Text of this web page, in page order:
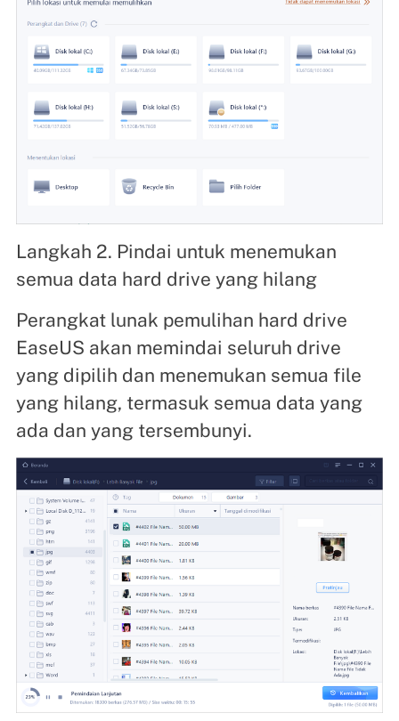
Langkah 2. Pindai untuk menemukan
semua data hard drive yang hilang
Perangkat lunak pemulihan hard drive
EaseUS akan memindai seluruh drive
yang dipilih dan menemukan semua file
yang hilang, termasuk semua data yang
ada dan yang tersembunyi.